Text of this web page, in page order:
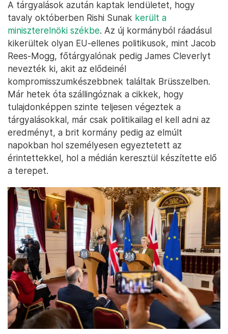
A tárgyalások azután kaptak lendületet, hogy
tavaly októberben Rishi Sunak került a
miniszterelnöki székbe. Az új kormányból ráadásul
kikerültek olyan EU-ellenes politikusok, mint Jacob
Rees-Mogg, főtárgyalónak pedig James Cleverlyt
nevezték ki, akit az elődeinél
kompromisszumkészebbnek találtak Brüsszelben.
Már hetek óta szállingóznak a cikkek, hogy
tulajdonképpen szinte teljesen végeztek a
tárgyalásokkal, már csak politikailag el kell adni az
eredményt, a brit kormány pedig az elmúlt
napokban hol személyesen egyeztetett az
érintettekkel, hol a médián keresztül készítette elő
a terepet.